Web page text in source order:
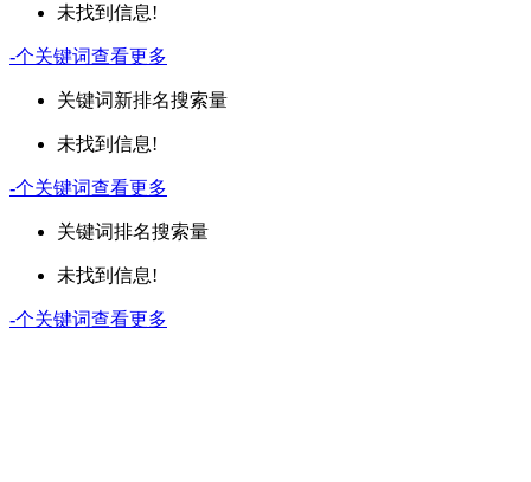
未找到信息!
-个关键词查看更多
关键词新排名搜索量
未找到信息!
-个关键词查看更多
关键词排名搜索量
未找到信息!
-个关键词查看更多